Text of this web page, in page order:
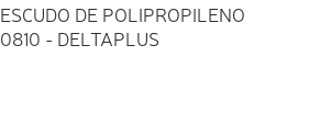
ESCUDO DE POLIPROPILENO
0810 - DELTAPLUS